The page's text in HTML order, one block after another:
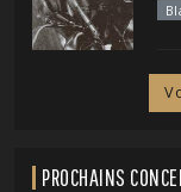
PROCHAINS